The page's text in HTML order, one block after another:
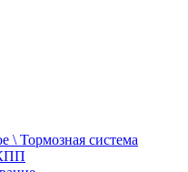
\ Тормозная система